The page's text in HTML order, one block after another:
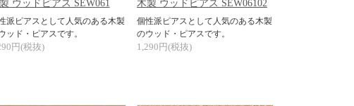
ウッドピアス SEW061
派ピアスとして人気のある木製
ッド・ピアスです。
円(税抜)
木製 ウッドピアス SEW06102
個性派ピアスとして人気のある木製
のウッド・ピアスです。
1,290円(税抜)